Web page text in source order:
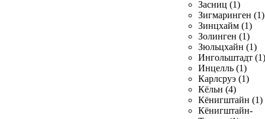
Засниц (1)
Зигмаринген (1)
Зинцхайм (1)
Золинген (1)
Зюльцхайн (1)
Ингольштадт (1)
Инцелль (1)
Карлсруэ (1)
Кёльн (4)
Кёнигштайн (1)
Кёнигштайн-